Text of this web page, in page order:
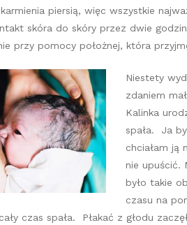
piersią, więc wszystkie
skóra do skóry przez dwie
przy pomocy położnej, która
Niestety
zdaniem
Kalinka
spała. Ja
chciałam ją
nie upuścić.
było takie
czasu na
czas spała. Płakać z głodu